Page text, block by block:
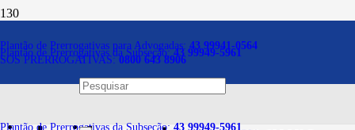
Plantão de Prerrogativas para Advogadas: 43 99941-0564
Plantão de Prerrogativas da Subseção:43 99949-5961
SOS PRERROGATIVAS:0800 643 8906
Plantão de Prerrogativas da Subseção:43 99949-5961
Consumidor deve ser
indenizado após ser cobrado